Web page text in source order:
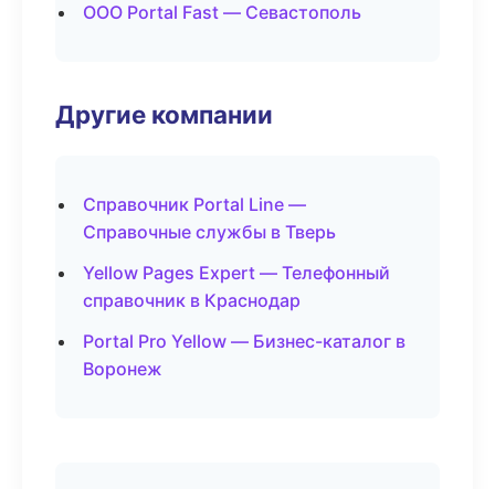
ООО Portal Fast — Севастополь
Другие компании
Справочник Portal Line —
Справочные службы в Тверь
Yellow Pages Expert — Телефонный
справочник в Краснодар
Portal Pro Yellow — Бизнес-каталог в
Воронеж